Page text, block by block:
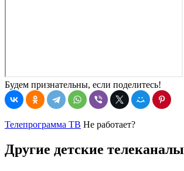
Будем признательны, если поделитесь!
Телепрограмма ТВ Не работает?
Другие детские телеканалы